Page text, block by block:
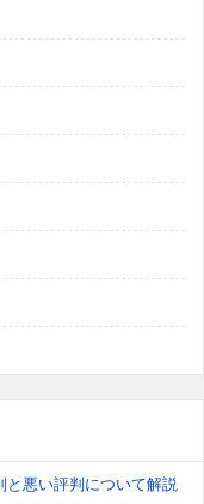
と悪い評判について解説